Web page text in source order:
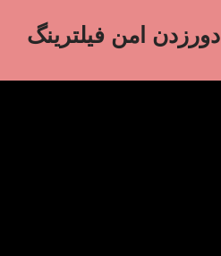
دورزدن امن فیلترینگ